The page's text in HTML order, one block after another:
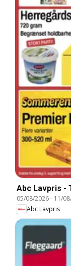
Abc Lavpris -
05/08/2026- 11/
Abc Lavpris